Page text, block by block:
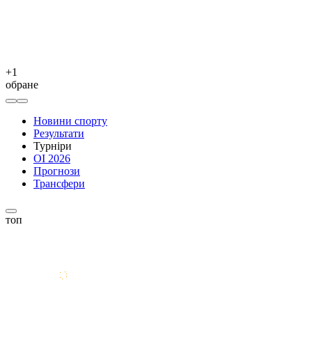
+1
обране
Новини спорту
Результати
Турніри
ОІ 2026
Прогнози
Трансфери
топ